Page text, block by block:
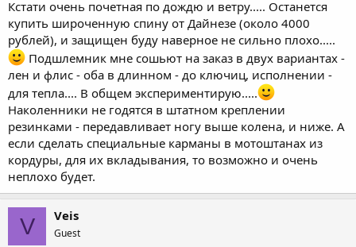
Кстати очень почетная по дождю и ветру..... Останется
купить широченную спину от Дайнезе (около 4000
рублей), и защищен буду наверное не сильно плохо.....
Подшлемник мне сошьют на заказ в двух вариантах -
лен и флис - оба в длинном - до ключиц, исполнении -
для тепла.... В общем экспериментирую.....
Наколенники не годятся в штатном креплении
резинками - передавливает ногу выше колена, и ниже. А
если сделать специальные карманы в мотоштанах из
кордуры, для их вкладывания, то возможно и очень
неплохо будет.
V Veis
Guest